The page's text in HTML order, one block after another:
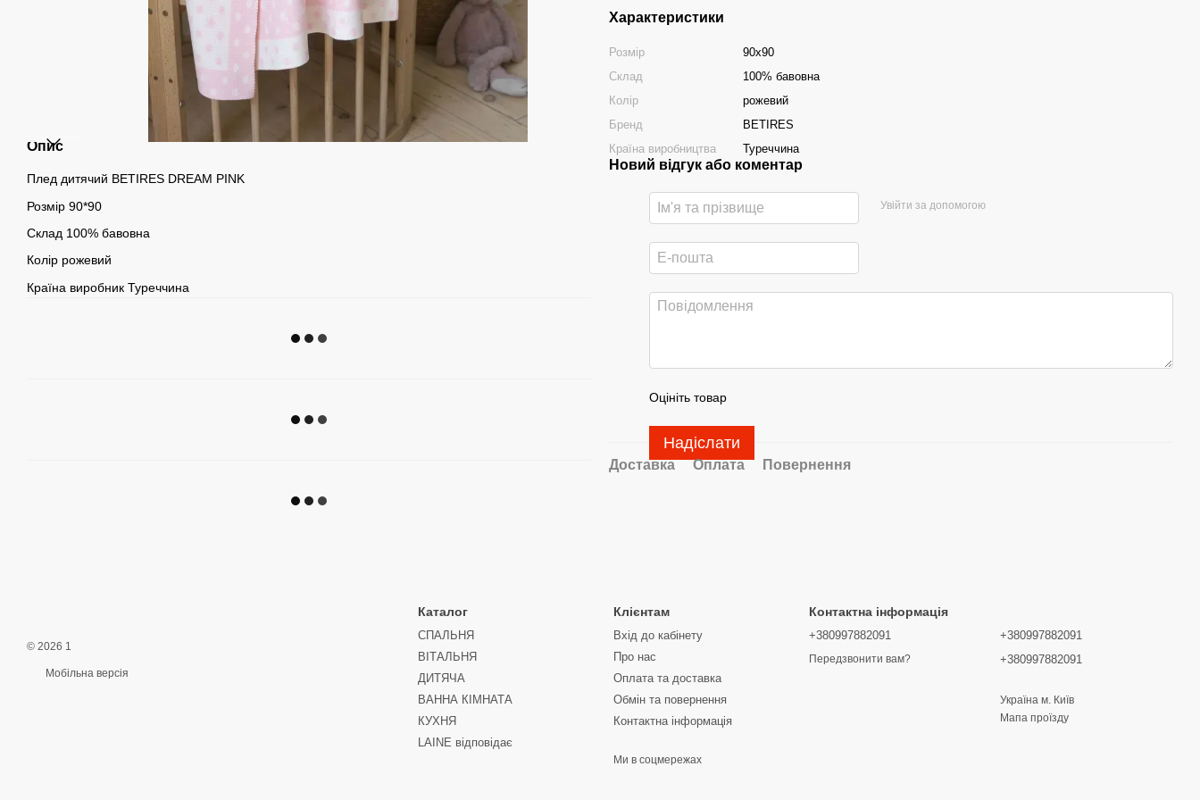
Опис
Плед дитячий BETIRES DREAM PINK
Розмір 90*90
Склад 100% бавовна
Колір рожевий
Країна виробник Туреччина
Характеристики
Розмір
90х90
Склад
100% бавовна
Колір
рожевий
Бренд
BETIRES
Країна виробництва
Туреччина
Новий відгук або коментар
Увійти за допомогою
Оцініть товар
Надіслати
Доставка Оплата Повернення
© 2026 1
Мобільна версія
Каталог
СПАЛЬНЯ
ВІТАЛЬНЯ
ДИТЯЧА
ВАННА КІМНАТА
КУХНЯ
LAINE відповідає
Клієнтам
Вхід до кабінету
Про нас
Оплата та доставка
Обмін та повернення
Контактна інформація
Ми в соцмережах
Контактна інформація
+380997882091
Передзвонити вам?
+380997882091
+380997882091
Україна м. Київ
Мапа проїзду